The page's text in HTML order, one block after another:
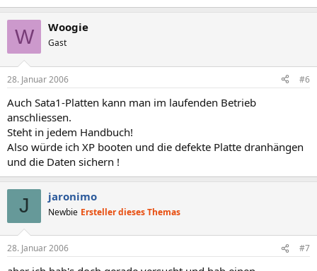
W Woogie
Gast
28. Januar 2006 #6
Auch Sata1-Platten kann man im laufenden Betrieb
anschliessen.
Steht in jedem Handbuch!
Also würde ich XP booten und die defekte Platte dranhängen
und die Daten sichern !
J jaronimo
Newbie Ersteller dieses Themas
28. Januar 2006 #7